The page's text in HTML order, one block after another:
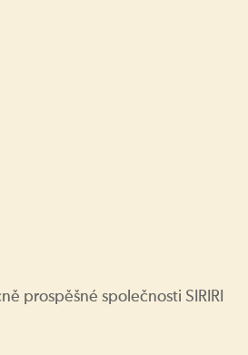
prospěšné společnosti SIRIRI